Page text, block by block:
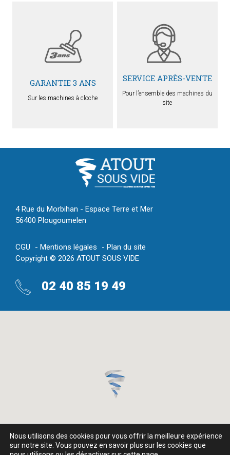
GARANTIE 3 ANS
Sur les machines à cloche
SERVICE APRÈS-VENTE
Pour l’ensemble des machines du
site
4 Rue du Morbihan - Espace Terre et Mer
56400 Plougoumelen
CGU Mentions légales
Plan du site
Copyright © 2026 ATOUT SOUS VIDE
02 40 85 19 49
Nous utilisons des cookies pour vous offrir la meilleure expérience
sur notre site. Vous pouvez en savoir plus sur les cookies que